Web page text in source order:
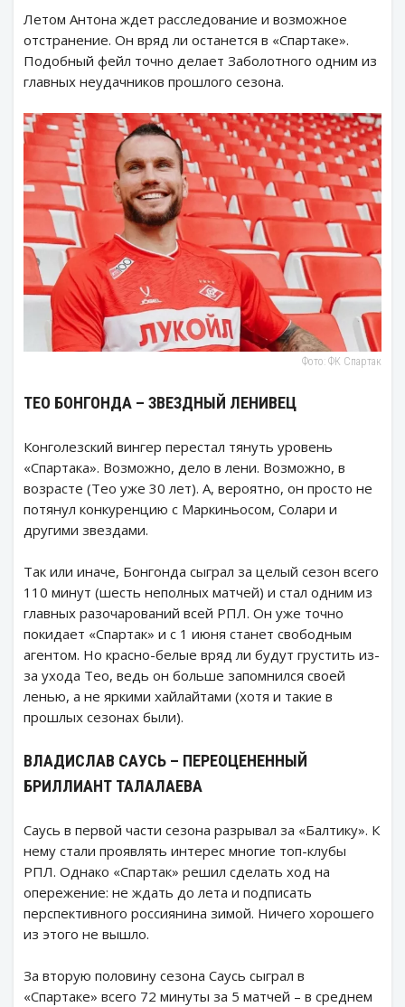
Летом Антона ждет расследование и возможное
отстранение. Он вряд ли останется в «Спартаке».
Подобный фейл точно делает Заболотного одним из
главных неудачников прошлого сезона.
Фото: ФК Спартак
ТЕО БОНГОНДА – ЗВЕЗДНЫЙ ЛЕНИВЕЦ
Конголезский вингер перестал тянуть уровень
«Спартака». Возможно, дело в лени. Возможно, в
возрасте (Тео уже 30 лет). А, вероятно, он просто не
потянул конкуренцию с Маркиньосом, Солари и
другими звездами.
Так или иначе, Бонгонда сыграл за целый сезон всего
110 минут (шесть неполных матчей) и стал одним из
главных разочарований всей РПЛ. Он уже точно
покидает «Спартак» и с 1 июня станет свободным
агентом. Но красно-белые вряд ли будут грустить из-
за ухода Тео, ведь он больше запомнился своей
ленью, а не яркими хайлайтами (хотя и такие в
прошлых сезонах были).
ВЛАДИСЛАВ САУСЬ – ПЕРЕОЦЕНЕННЫЙ
БРИЛЛИАНТ ТАЛАЛАЕВА
Саусь в первой части сезона разрывал за «Балтику». К
нему стали проявлять интерес многие топ-клубы
РПЛ. Однако «Спартак» решил сделать ход на
опережение: не ждать до лета и подписать
перспективного россиянина зимой. Ничего хорошего
из этого не вышло.
За вторую половину сезона Саусь сыграл в
«Спартаке» всего 72 минуты за 5 матчей – в среднем